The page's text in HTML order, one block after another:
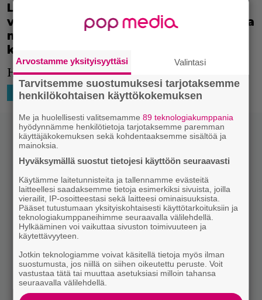
Laura Prepon kuului vielä muutama
vuosi sitten skientologeihin: paljastaa
miksi erosi julkkisten suosimasta
kohukirkosta
Hengellinen nainen, tuo Laura.
TV-SARJAT 19.8.2021 16:02 Niko Ikonen
Arvostamme yksityisyyttäsi Valintasi
Tarvitsemme suostumuksesi tarjotaksemme
henkilökohtaisen käyttökokemuksen
Me ja huolellisesti valitsemamme89 teknologiakumppania
hyödynnämme henkilötietoja tarjotaksemme paremman
käyttäjäkokemuksen sekä kohdentaaksemme sisältöä ja
mainoksia.
Hyväksymällä suostut tietojesi käyttöön seuraavasti
Käytämme laitetunnisteita ja tallennamme evästeitä
laitteellesi saadaksemme tietoja esimerkiksi sivuista, joilla
vierailit, IP-osoitteestasi sekä laitteesi ominaisuuksista.
Pääset tutustumaan yksityiskohtaisesti käyttötarkoituksiin ja
teknologiakumppaneihimme seuraavalla välilehdellä.
Hylkääminen voi vaikuttaa sivuston toimivuuteen ja
käytettävyyteen.
Jotkin teknologiamme voivat käsitellä tietoja myös ilman
suostumusta, jos niillä on siihen oikeutettu peruste. Voit
vastustaa tätä tai muuttaa asetuksiasi milloin tahansa
seuraavalla välilehdellä.